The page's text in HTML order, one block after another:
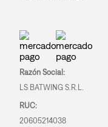
Razón Social:
LS BATWING S.R.L.
RUC:
20605214038